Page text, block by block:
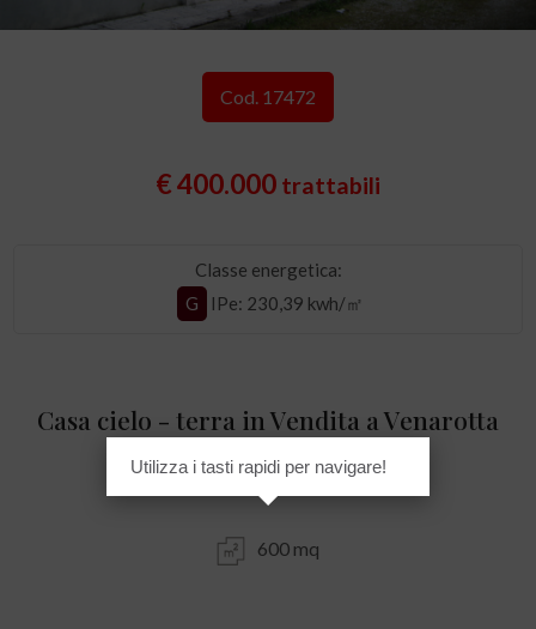
Cod. 17472
€ 400.000 trattabili
Classe energetica:
G
IPe: 230,39 kwh/㎡
Casa cielo - terra in Vendita a Venarotta
Centrale / Centro Storico
600 mq
Utilizza i tasti rapidi per navigare!